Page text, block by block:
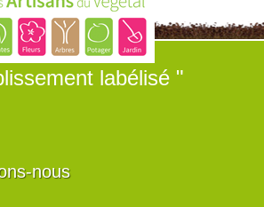
labélisé "
nous